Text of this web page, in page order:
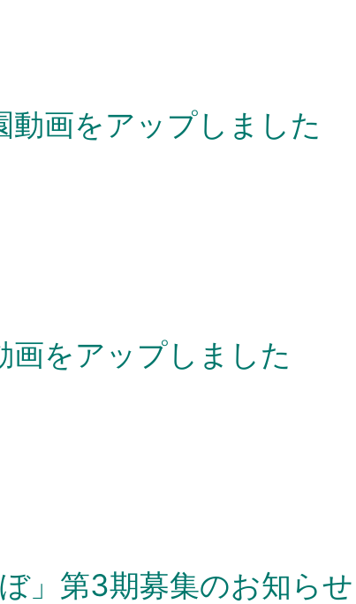
動画をアップしました
画をアップしました
」第3期募集のお知らせ